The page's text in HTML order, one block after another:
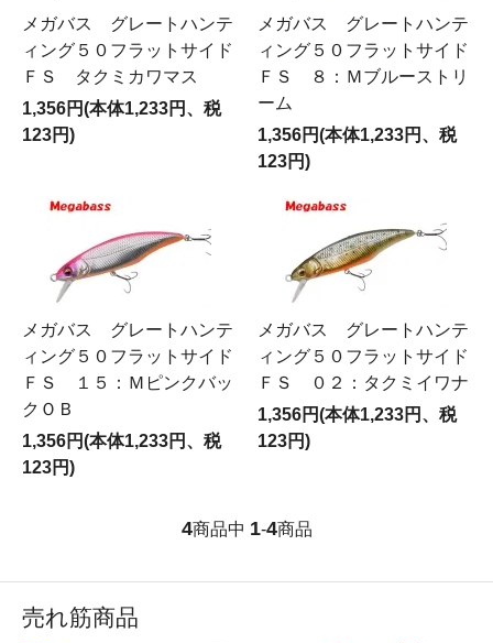
メガバス グレートハンテ
ィング５０フラットサイド
ＦＳ タクミカワマス
1,356円(本体1,233円、税
123円)
メガバス グレートハンテ
ィング５０フラットサイド
ＦＳ ８：Ｍブルーストリ
ーム
1,356円(本体1,233円、税
123円)
メガバス グレートハンテ
ィング５０フラットサイド
ＦＳ １５：Ｍピンクバッ
クＯＢ
1,356円(本体1,233円、税
123円)
メガバス グレートハンテ
ィング５０フラットサイド
ＦＳ ０２：タクミイワナ
1,356円(本体1,233円、税
123円)
4商品中 1-4商品
売れ筋商品